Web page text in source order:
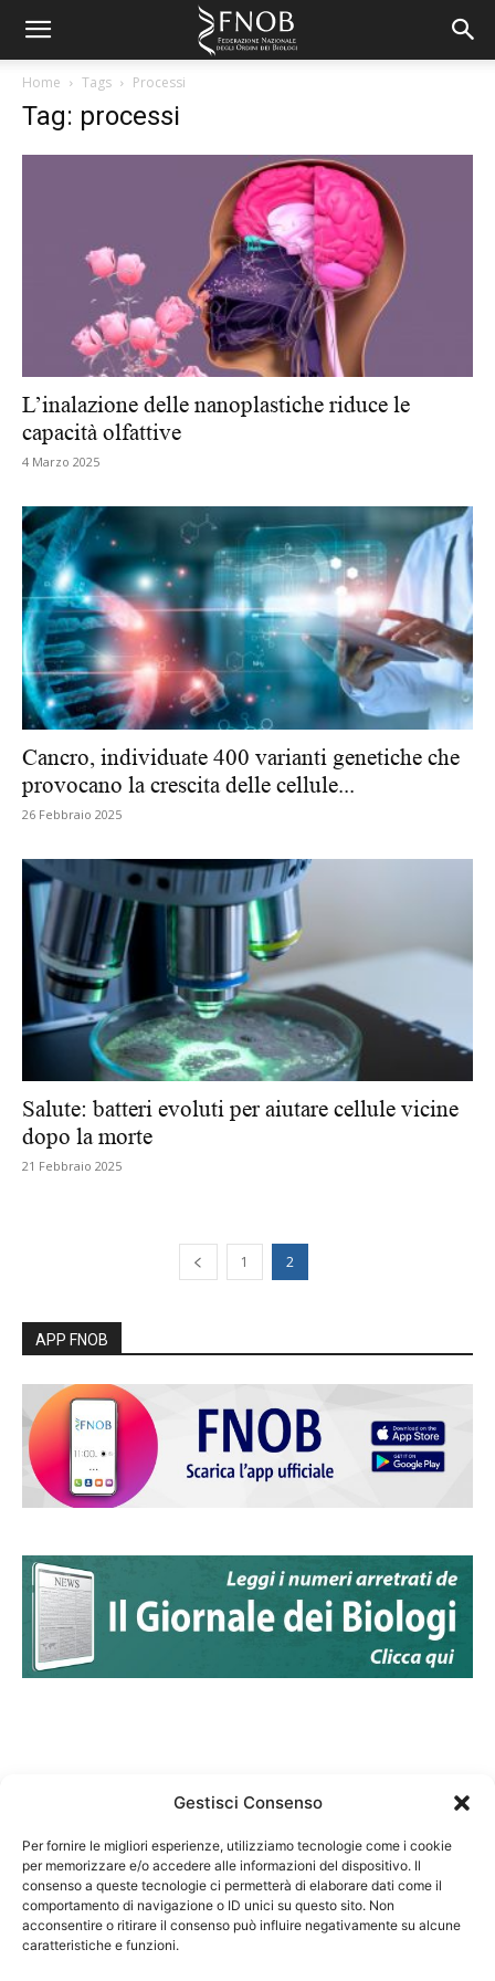
Gestisci Consenso
Per fornire le migliori esperienze, utilizziamo tecnologie come i cookie
per memorizzare e/o accedere alle informazioni del dispositivo. Il
consenso a queste tecnologie ci permetterà di elaborare dati come il
comportamento di navigazione o ID unici su questo sito. Non
acconsentire o ritirare il consenso può influire negativamente su alcune
caratteristiche e funzioni.
Home Tags Processi
Tag: processi
L’inalazione delle nanoplastiche riduce le
capacità olfattive
4 Marzo 2025
Cancro, individuate 400 varianti genetiche che
provocano la crescita delle cellule...
26 Febbraio 2025
Salute: batteri evoluti per aiutare cellule vicine
dopo la morte
21 Febbraio 2025
1 2
APP FNOB
Federazione Nazionale Degli Ordini dei Biologi:
codice fiscale 80069130583
Responsabile sito internet www.fnob.it: Vincenzo